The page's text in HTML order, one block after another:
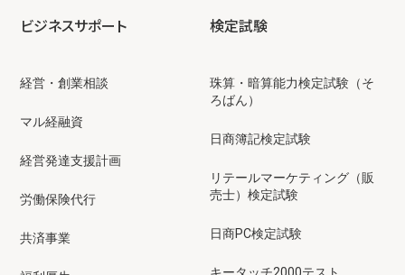
ビジネスサポート
経営・創業相談
マル経融資
経営発達支援計画
労働保険代行
共済事業
検定試験
珠算・暗算能力検定試験（そ
ろばん）
日商簿記検定試験
リテールマーケティング（販
売士）検定試験
日商PC検定試験